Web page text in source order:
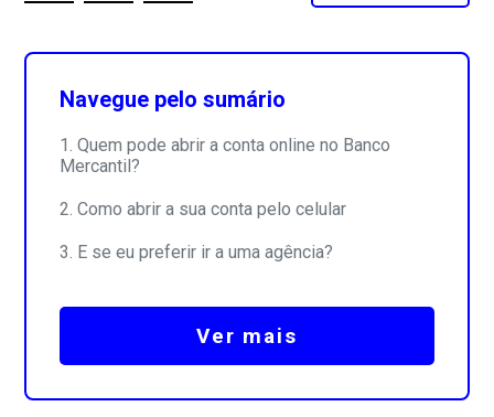
Navegue pelo sumário
Quem pode abrir a conta online no Banco
Mercantil?
Como abrir a sua conta pelo celular
E se eu preferir ir a uma agência?
Ver mais